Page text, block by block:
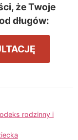
że Twoje
długów:
rodzinny i